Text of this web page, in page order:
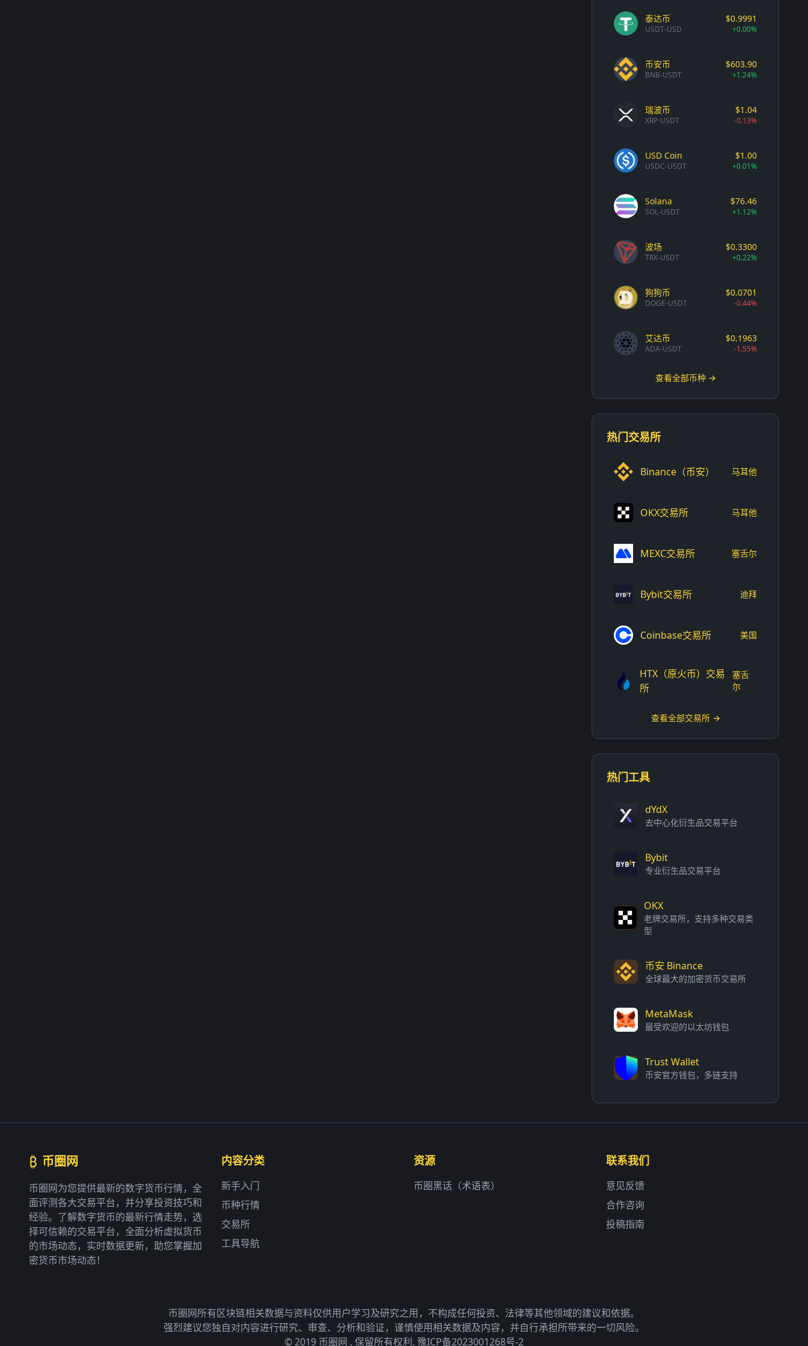
泰达币
USDT-USD
$0.9991
+0.00%
币安币
BNB-USDT
$603.90
+1.24%
瑞波币
XRP-USDT
$1.04
-0.13%
USD Coin
USDC-USDT
$1.00
+0.01%
Solana
SOL-USDT
$76.46
+1.12%
波场
TRX-USDT
$0.3300
+0.22%
狗狗币
DOGE-USDT
$0.0701
-0.44%
艾达币
ADA-USDT
$0.1963
-1.55%
查看全部币种 →
热门交易所
Binance（币安） 马耳他
OKX交易所 马耳他
MEXC交易所 塞舌尔
Bybit交易所 迪拜
Coinbase交易所 美国
HTX（原火币）交易
所
塞舌
尔
查看全部交易所 →
热门工具
dYdX
去中心化衍生品交易平台
Bybit
专业衍生品交易平台
OKX
老牌交易所，支持多种交易类
型
币安 Binance
全球最大的加密货币交易所
MetaMask
最受欢迎的以太坊钱包
Trust Wallet
币安官方钱包，多链支持
₿ 币圈网
币圈网为您提供最新的数字货币行情，全
面评测各大交易平台，并分享投资技巧和
经验。了解数字货币的最新行情走势，选
择可信赖的交易平台，全面分析虚拟货币
的市场动态，实时数据更新，助您掌握加
密货币市场动态！
内容分类
新手入门
币种行情
交易所
工具导航
资源
币圈黑话（术语表）
联系我们
意见反馈
合作咨询
投稿指南
币圈网所有区块链相关数据与资料仅供用户学习及研究之用，不构成任何投资、法律等其他领域的建议和依据。
强烈建议您独自对内容进行研究、审查、分析和验证，谨慎使用相关数据及内容，并自行承担所带来的一切风险。
© 2019 币圈网 . 保留所有权利. 豫ICP备2023001268号-2